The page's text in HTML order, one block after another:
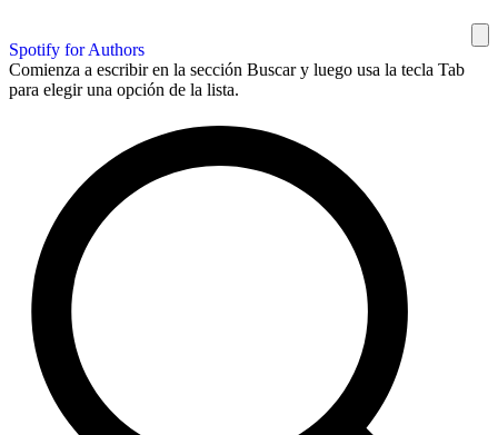
Spotify for Authors
Comienza a escribir en la sección Buscar y luego usa la tecla Tab
para elegir una opción de la lista.